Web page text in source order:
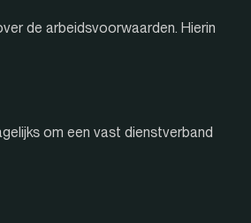
de arbeidsvoorwaarden. Hierin
om een vast dienstverband